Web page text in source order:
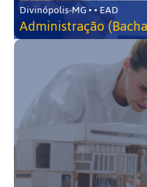
Divinópolis-MG • • EAD
Administração